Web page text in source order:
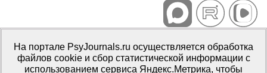
Портал психологических изданий PsyJournals.ru, 2007–2026
Правила использования материалов
Свидетельство регистрации СМИЭл № ФС77-66447 от 14 июля
На портале PsyJournals.ru осуществляется обработка
файлов cookie и сбор статистической информации с
использованием сервиса Яндекс.Метрика, чтобы